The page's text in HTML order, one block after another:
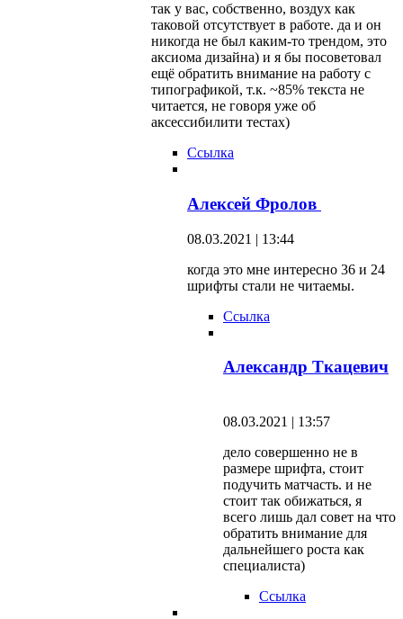
так у вас, собственно, воздух как
таковой отсутствует в работе. да и он
никогда не был каким-то трендом, это
аксиома дизайна) и я бы посоветовал
ещё обратить внимание на работу с
типографикой, т.к. ~85% текста не
читается, не говоря уже об
аксессибилити тестах)
Ссылка
Алексей Фролов
08.03.2021 | 13:44
когда это мне интересно 36 и 24
шрифты стали не читаемы.
Ссылка
Александр Ткацевич
08.03.2021 | 13:57
дело совершенно не в
размере шрифта, стоит
подучить матчасть. и не
стоит так обижаться, я
всего лишь дал совет на что
обратить внимание для
дальнейшего роста как
специалиста)
Ссылка